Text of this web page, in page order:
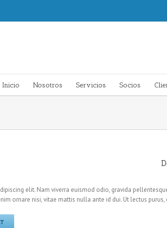
Inicio Nosotros Servicios Socios
elit. Nam viverra euismod odio, gravida
ornare nisi, vitae mattis nulla ante id dui. Ut lectus